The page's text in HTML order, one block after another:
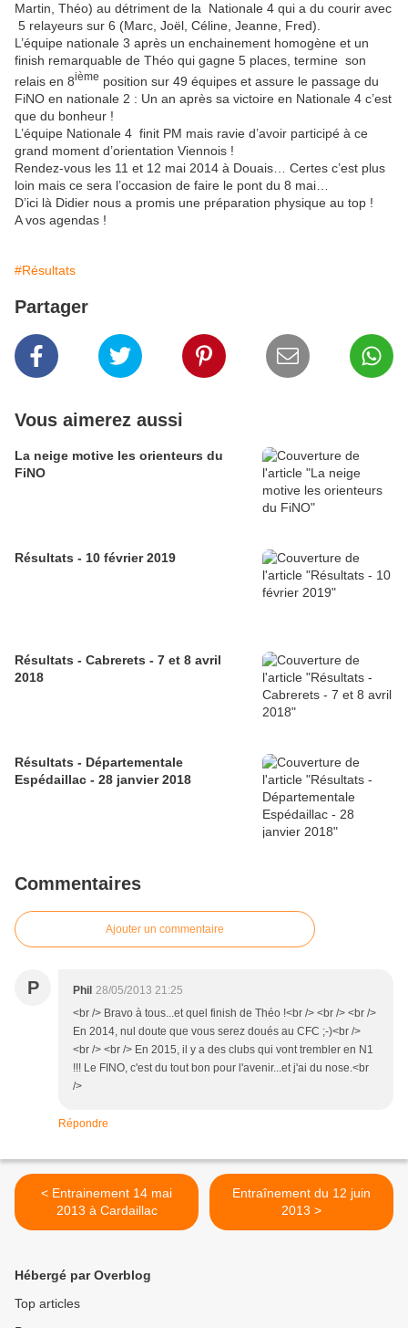
Martin, Théo) au détriment de la Nationale 4 qui a du courir avec
5 relayeurs sur 6 (Marc, Joël, Céline, Jeanne, Fred).
L’équipe nationale 3 après un enchainement homogène et un
finish remarquable de Théo qui gagne 5 places, termine son
relais en 8ième position sur 49 équipes et assure le passage du
FiNO en nationale 2 : Un an après sa victoire en Nationale 4 c’est
que du bonheur !
L’équipe Nationale 4 finit PM mais ravie d’avoir participé à ce
grand moment d’orientation Viennois !
Rendez-vous les 11 et 12 mai 2014 à Douais… Certes c’est plus
loin mais ce sera l’occasion de faire le pont du 8 mai…
D’ici là Didier nous a promis une préparation physique au top !
A vos agendas !
#Résultats
Partager
Vous aimerez aussi
La neige motive les orienteurs du
FiNO
Résultats - 10 février 2019
Résultats - Cabrerets - 7 et 8 avril
2018
Résultats - Départementale
Espédaillac - 28 janvier 2018
Commentaires
Ajouter un commentaire
P Phil 28/05/2013 21:25
<br /> Bravo à tous...et quel finish de Théo !<br /> <br /> <br />
En 2014, nul doute que vous serez doués au CFC ;-)<br />
<br /> <br /> En 2015, il y a des clubs qui vont trembler en N1
!!! Le FINO, c'est du tout bon pour l'avenir...et j'ai du nose.<br
/>
Répondre
< Entrainement 14 mai
2013 à Cardaillac
Entraînement du 12 juin
2013 >
Hébergé par Overblog
Top articles